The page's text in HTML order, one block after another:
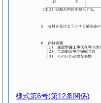
様式第6号(第12条関係)